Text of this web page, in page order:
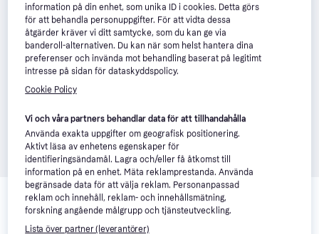
Relaterade produkter
Vi har plockat fram ett urval av produkter som kanske skulle
intressera dig. Visa alla
information på din enhet, som unika ID i cookies. Detta görs
för att behandla personuppgifter. För att vidta dessa
åtgärder kräver vi ditt samtycke, som du kan ge via
banderoll-alternativen. Du kan när som helst hantera dina
preferenser och invända mot behandling baserat på legitimt
intresse på sidan för dataskyddspolicy.
Cookie Policy
Vi och våra partners behandlar data för att tillhandahålla
Använda exakta uppgifter om geografisk positionering.
Aktivt läsa av enhetens egenskaper för
identifieringsändamål. Lagra och/eller få åtkomst till
information på en enhet. Mäta reklamprestanda. Använda
begränsade data för att välja reklam. Personanpassad
reklam och innehåll, reklam- och innehållsmätning,
forskning angående målgrupp och tjänsteutveckling.
Lista över partner (leverantörer)